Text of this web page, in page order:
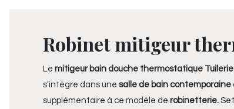
Robinet mitigeur
Le mitigeur bain douche thermostatique
s'intègre dans une salle de bain contemporaine
supplémentaire à ce modèle de robinetterie.